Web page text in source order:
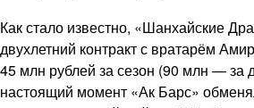
Как стало известно, «Шанхайские
двухлетний контракт с вратарём
45 млн рублей за сезон (90 млн — за
настоящий момент «Ак Барс»